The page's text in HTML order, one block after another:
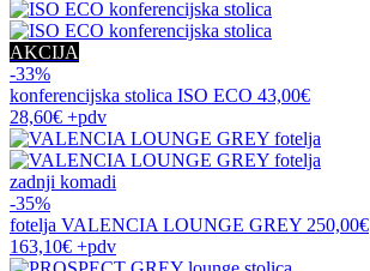
AKCIJA
-33%
konferencijska stolica ISO ECO 43,00€
28,60€ +pdv
zadnji komadi
-35%
fotelja VALENCIA LOUNGE GREY 250,00€
163,10€ +pdv